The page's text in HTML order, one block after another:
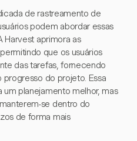
de rastreamento de
podem abordar essas
Harvest aprimora as
que os usuários
das tarefas, fornecendo
progresso do projeto. Essa
planejamento melhor, mas
se dentro do
de forma mais